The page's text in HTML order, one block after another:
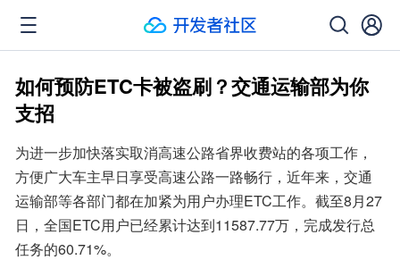
如何预防ETC卡被盗刷？交通运输部为你
支招
为进一步加快落实取消高速公路省界收费站的各项工作，
方便广大车主早日享受高速公路一路畅行，近年来，交通
运输部等各部门都在加紧为用户办理ETC工作。截至8月27
日，全国ETC用户已经累计达到11587.77万，完成发行总
任务的60.71%。